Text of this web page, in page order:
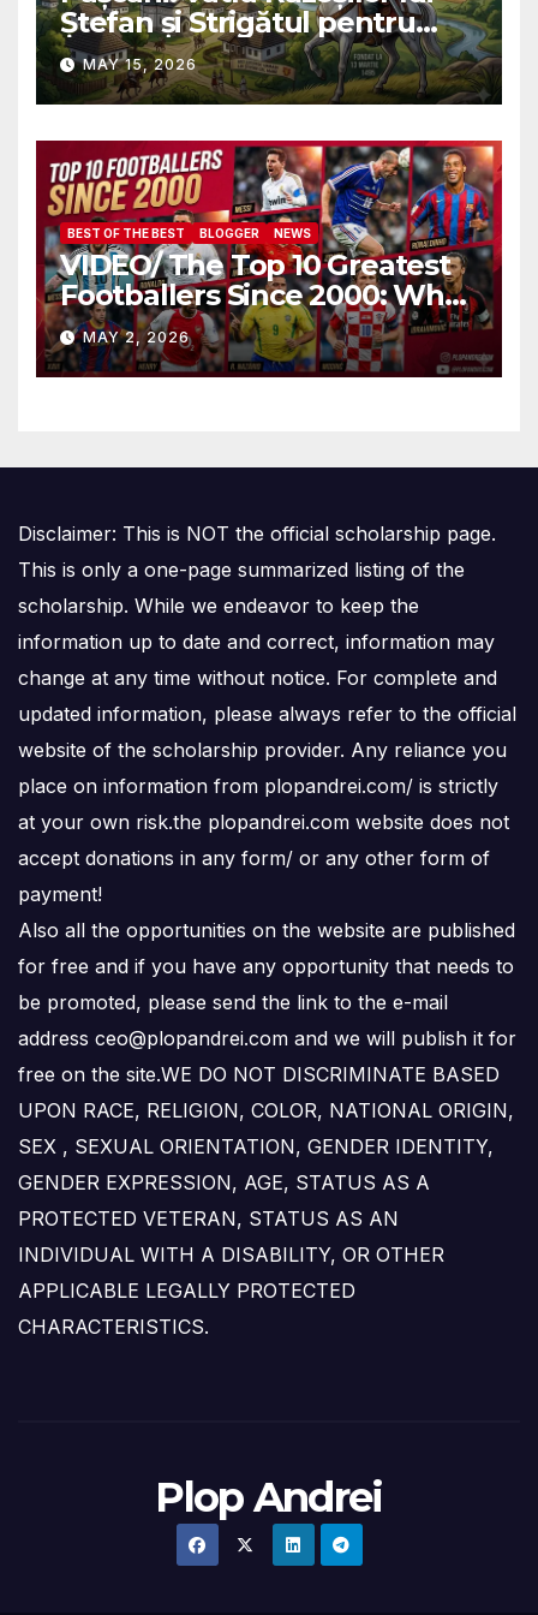
Ștefan și Strigătul pentru
Demnitate în Fața
Amalgamării
MAY 15, 2026
BEST OF THE BEST BLOGGER NEWS
VIDEO/ The Top 10 Greatest
Footballers Since 2000: Who
Is Number One
MAY 2, 2026
Disclaimer: This is NOT the official scholarship page.
This is only a one-page summarized listing of the
scholarship. While we endeavor to keep the
information up to date and correct, information may
change at any time without notice. For complete and
updated information, please always refer to the official
website of the scholarship provider. Any reliance you
place on information from plopandrei.com/ is strictly
at your own risk.the plopandrei.com website does not
accept donations in any form/ or any other form of
payment!
Also all the opportunities on the website are published
for free and if you have any opportunity that needs to
be promoted, please send the link to the e-mail
address ceo@plopandrei.com and we will publish it for
free on the site.WE DO NOT DISCRIMINATE BASED
UPON RACE, RELIGION, COLOR, NATIONAL ORIGIN,
SEX , SEXUAL ORIENTATION, GENDER IDENTITY,
GENDER EXPRESSION, AGE, STATUS AS A
PROTECTED VETERAN, STATUS AS AN
INDIVIDUAL WITH A DISABILITY, OR OTHER
APPLICABLE LEGALLY PROTECTED
CHARACTERISTICS.
Plop Andrei